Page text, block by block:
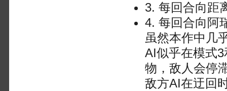
3. 每回合向距
4. 每回合向阿
虽然本作中几
AI似乎在模式
物，敌人会停
敌方AI在迂回